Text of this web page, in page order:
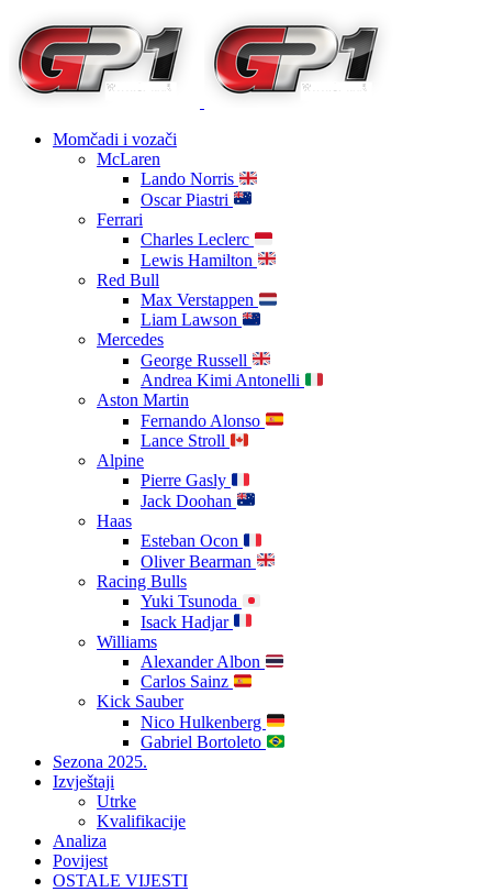
Momčadi i vozači
McLaren
Lando Norris
Oscar Piastri
Ferrari
Charles Leclerc
Lewis Hamilton
Red Bull
Max Verstappen
Liam Lawson
Mercedes
George Russell
Andrea Kimi Antonelli
Aston Martin
Fernando Alonso
Lance Stroll
Alpine
Pierre Gasly
Jack Doohan
Haas
Esteban Ocon
Oliver Bearman
Racing Bulls
Yuki Tsunoda
Isack Hadjar
Williams
Alexander Albon
Carlos Sainz
Kick Sauber
Nico Hulkenberg
Gabriel Bortoleto
Sezona 2025.
Izvještaji
Utrke
Kvalifikacije
Analiza
Povijest
OSTALE VIJESTI